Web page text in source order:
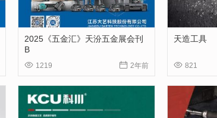
2025《五金汇》天汾五金展会刊
B
 1219  2年前
天造工具
 821